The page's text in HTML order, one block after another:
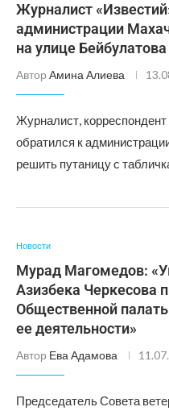
Журналист
администрации
на улице Бейбулатова
Автор Амина Алиева
Журналист,
обратился к
решить путаницу с
Новости
Мурад Магомедов:
Азизбека Черкесова
Общественной
ее деятельности»
Автор Ева Адамова
Председатель Совета